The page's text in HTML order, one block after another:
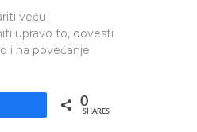
veću
upravo to, dovesti
i na povećanje
0
SHARES